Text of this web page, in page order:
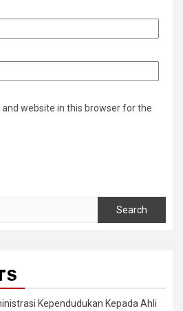
website in this browser for the
Kependudukan Kepada Ahli